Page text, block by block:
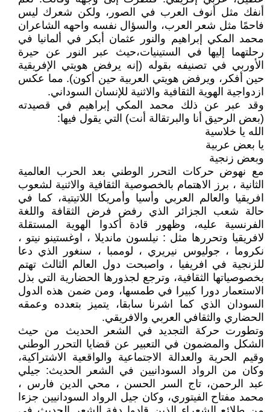
أنفك مثل أنوف العرب في الصور، ولكن شعرك ليس
فاحمًا مثل شعر العرب، والسؤال نفسه واحهه الشاعران
محمد المكي إبراهيم والنور عثمان أبكر في ألمانيا في
رحلتهما إليها في الستينيات،حيث عبر النور عن حيرة
الأوربي في تصنيفه بقوله (إنه يرفض هويتي الإفريقية
حين أفكر، ويرفض هويتي العربية حين أكون). مما عكس
ازدواجية الهوية الثقافية والاثنية للإنسان السوداني.
وقد عبر عن ذلك محمد المكي إبراهيم في قصيدته
(بعض الرحيق أنا والبرتقالة أنت) التي يقول فيها:
الله يا خلاسية
يا بعض عربية
وبعض زنجية
مع نهوض حركات التحرر الوطني بعد الحرب العالمية
الثانية ، برز الاهتمام بالخصوصية الثقافية والاثنية لشعوب
افريقيا والعالم العربي وأسيا وأمريكا اللاتيتية، كما في
حالة شعب الجزائر الذي رفض فرض الثقافة واللغة
الفرنسية عليه، وظهور قادة أكدوا الهوية المستقلة
لافريقيا وتحررها مثل : نيلسون مانديلا ، اوغستينو نيتو ،
نكروما ، جوليوس نيريري ، لوممبا ، سنغور الذي دعا
للزنجية في افريفيا ، واصبحت دول العالم الثالث تهتم
بخصوصياتها الثقافية، وترجع لجذورها الحضارية التي بذل
الاستعمار دورا كبيرا في طمسها، ومن ضمن هذه الدول
السودان الذي كما اشرنا سابقا، يتميز بتعدده وعمقه
الحضاري والثقافي العربي والافريقي.
وتطورت حركة التجديد في الشعر الحديث من حيث
الشكل والمضمون في التعبير عن قضايا التحرر الوطني
وقيم الحرية والعدالة الاجتماعية والواقعية الاشتراكية،
وكان من الرواد السودانيين في الشعر الحديث: جيلي
عبد الرحمن، تاج السر الحسن ، محي الدين فارس ،
محمد مفتاح الفيتوري، وكان جيل الرواد السودانيين جزءا